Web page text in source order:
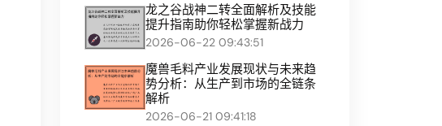
龙之谷战神二转全面解析及技能
提升指南助你轻松掌握新战力
2026-06-22 09:43:51
魔兽毛料产业发展现状与未来趋
势分析：从生产到市场的全链条
解析
2026-06-21 09:41:18